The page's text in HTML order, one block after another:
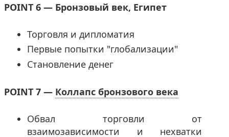
POINT 6 — Бронзовый век, Египет
Торговля и дипломатия
Первые попытки "глобализации"
Становление денег
POINT 7 — Коллапс бронзового века
Обвал торговли от
взаимозависимости и нехватки